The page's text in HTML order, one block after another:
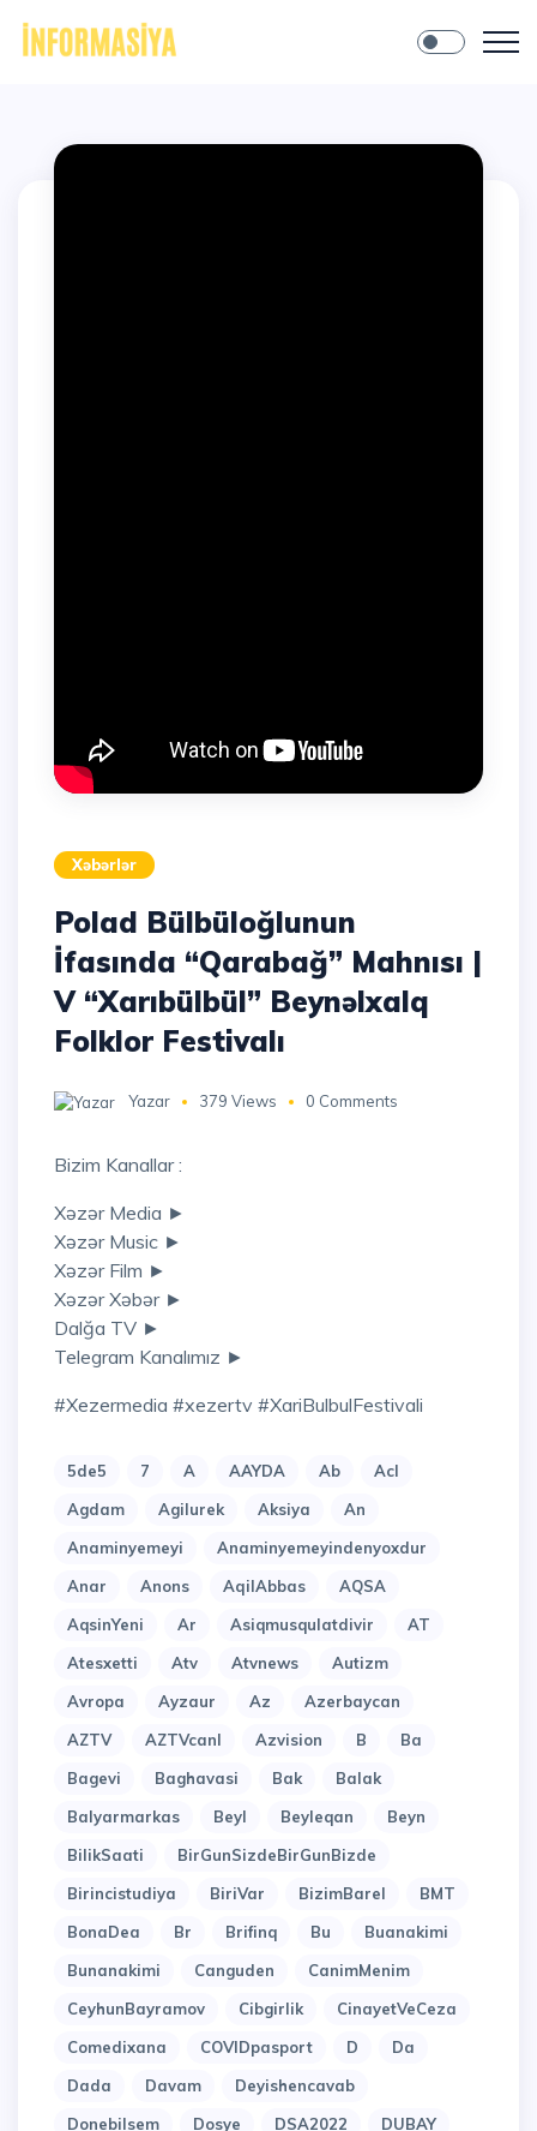
Xəbərlər
Polad Bülbüloğlunun
İfasında “Qarabağ” Mahnısı |
V “Xarıbülbül” Beynəlxalq
Folklor Festivalı
Yazar 379 Views 0 Comments
Bizim Kanallar :
Xəzər Media ►
Xəzər Music ►
Xəzər Film ►
Xəzər Xəbər ►
Dalğa TV ►
Telegram Kanalımız ►
#Xezermedia #xezertv #XariBulbulFestivali
5de5 7 A AAYDA Ab
Acl
Agdam
Agilurek Aksiya
An
Anaminyemeyi
Anaminyemeyindenyoxdur
Anar
Anons AqilAbbas
AQSA
AqsinYeni
Ar Asiqmusqulatdivir
AT
Atesxetti
Atv Atvnews
Autizm
Avropa
Ayzaur Az
Azerbaycan
AZTV
AZTVcanl Azvision B
Ba
Bagevi
Baghavasi Bak
Balak
Balyarmarkas
Beyl Beyleqan
Beyn
BilikSaati
BirGunSizdeBirGunBizde
Birincistudiya
BiriVar BizimBarel
BMT
BonaDea
Br Brifinq Bu
Buanakimi
Bunanakimi
Canguden
CanimMenim
CeyhunBayramov
Cibgirlik
CinayetVeCeza
Comedixana
COVIDpasport D
Da
Dada
Davam
Deyishencavab
Donebilsem
Dosye DSA2022
DUBAY